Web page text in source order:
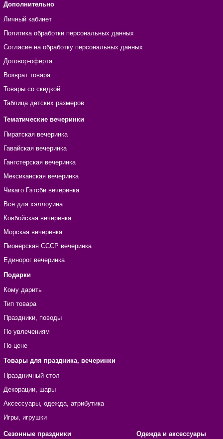
Дополнительно
Личный кабинет
Политика обработки персональных данных
Согласие на обработку персональных данных
Договор-оферта
Возврат товара
Товары со скидкой
Таблица детских размеров
Тематические вечеринки
Пиратская вечеринка
Гавайская вечеринка
Гангстерская вечеринка
Мексиканская вечеринка
Чикаго Гэтсби вечеринка
Всё для хэллоуина
Ковбойская вечеринка
Морская вечеринка
Пионерская СССР вечеринка
Единорог вечеринка
Подарки
Кому дарить
Тип товара
Праздники, поводы
По увлечениям
По цене
Товары для праздника, вечеринки
Праздничный стол
Декорации, шары
Аксессуары, одежда, атрибутика
Игры, игрушки
Сезонные праздники
Одежда и аксессуары